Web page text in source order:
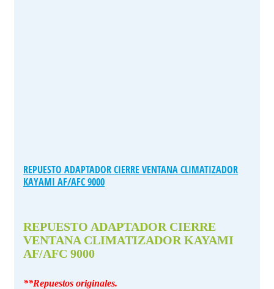
REPUESTO ADAPTADOR CIERRE VENTANA CLIMATIZADOR
KAYAMI AF/AFC 9000
REPUESTO ADAPTADOR CIERRE
VENTANA CLIMATIZADOR KAYAMI
AF/AFC 9000
**Repuestos originales.